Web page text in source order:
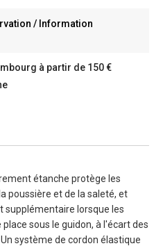
/ Information
à partir de 150 €
étanche protège les
poussière et de la saleté, et
lorsque les
sous le guidon, à l'écart des
système de cordon élastique